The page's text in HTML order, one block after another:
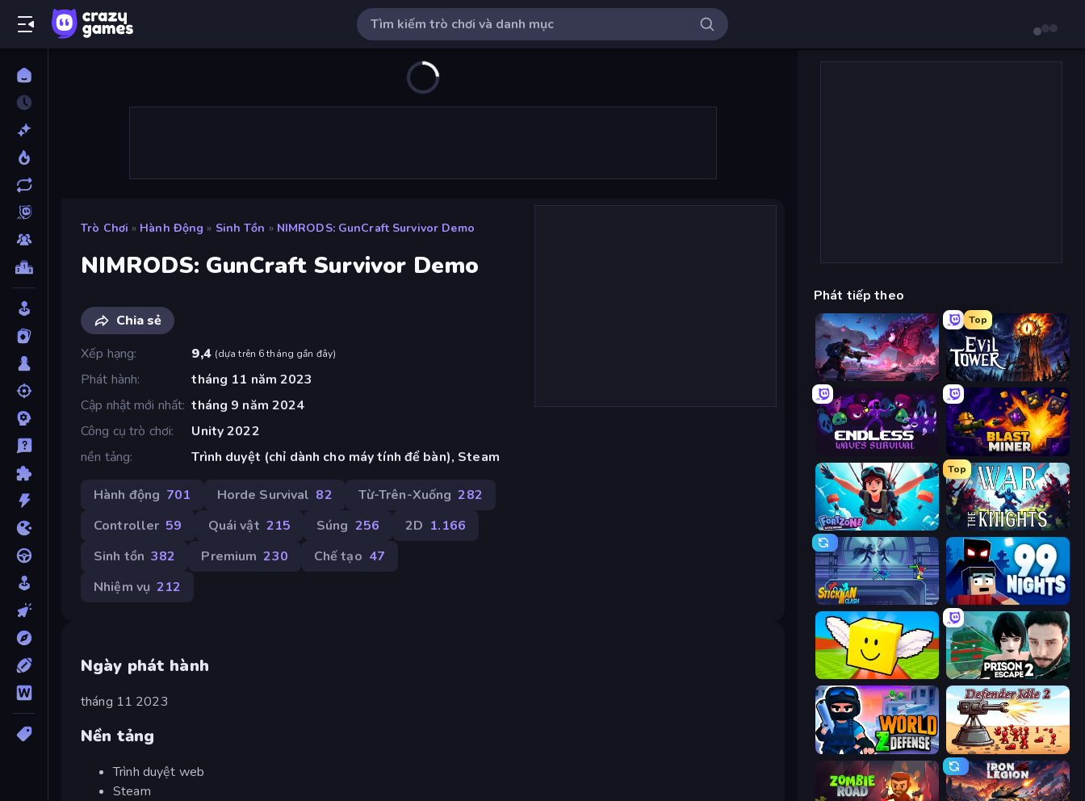
Trò Chơi » Hành Động » Sinh Tồn » NIMRODS: GunCraft Survivor Demo
NIMRODS: GunCraft Survivor Demo
Chia sẻ
Xếp hạng
9,4 (dựa trên 6 tháng gần đây)
Phát hành
tháng 11 năm 2023
Cập nhật mới nhất tháng 9 năm 2024
Công cụ trò chơi
Unity 2022
nền tảng
Trình duyệt (chỉ dành cho máy tính để bàn), Steam
Hành động 701 Horde Survival 82 Từ-Trên-Xuống 282
Controller 59 Quái vật 215 Súng 256 2D 1.166
Sinh tồn 382 Premium 230 Chế tạo 47
Nhiệm vụ 212
Ngày phát hành
tháng 11 2023
Nền tảng
Trình duyệt web
Steam
Phát tiếp theo
Grimdark Survivors
Top
Evil Tower
Endless Waves Survival Blast Miner
Fortzone Battle Royale
Top
War the Knights
Stickman Clash 99 Nights (Bloxd.io)
Lucky Brainrot Blocks Online Prison Escape 2
World Z Defense - Zombie Defense Defender Idle 2